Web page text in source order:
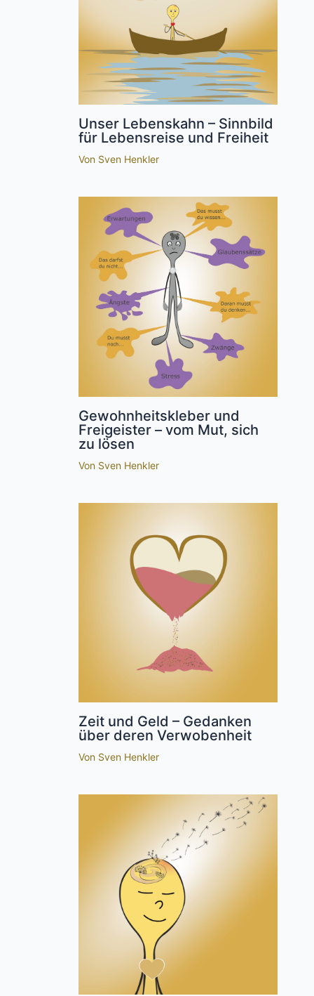
Unser Lebenskahn – Sinnbild
für Lebensreise und Freiheit
Von Sven Henkler
Gewohnheitskleber und
Freigeister – vom Mut, sich
zu lösen
Von Sven Henkler
Zeit und Geld – Gedanken
über deren Verwobenheit
Von Sven Henkler